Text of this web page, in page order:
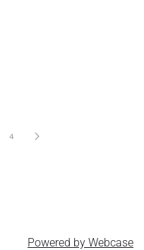
4
Powered by Webcase